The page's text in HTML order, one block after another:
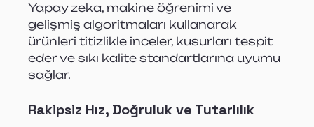
Yapay zeka, makine öğrenimi ve
gelişmiş algoritmaları kullanarak
ürünleri titizlikle inceler, kusurları tespit
eder ve sıkı kalite standartlarına uyumu
sağlar.
Rakipsiz Hız, Doğruluk ve Tutarlılık